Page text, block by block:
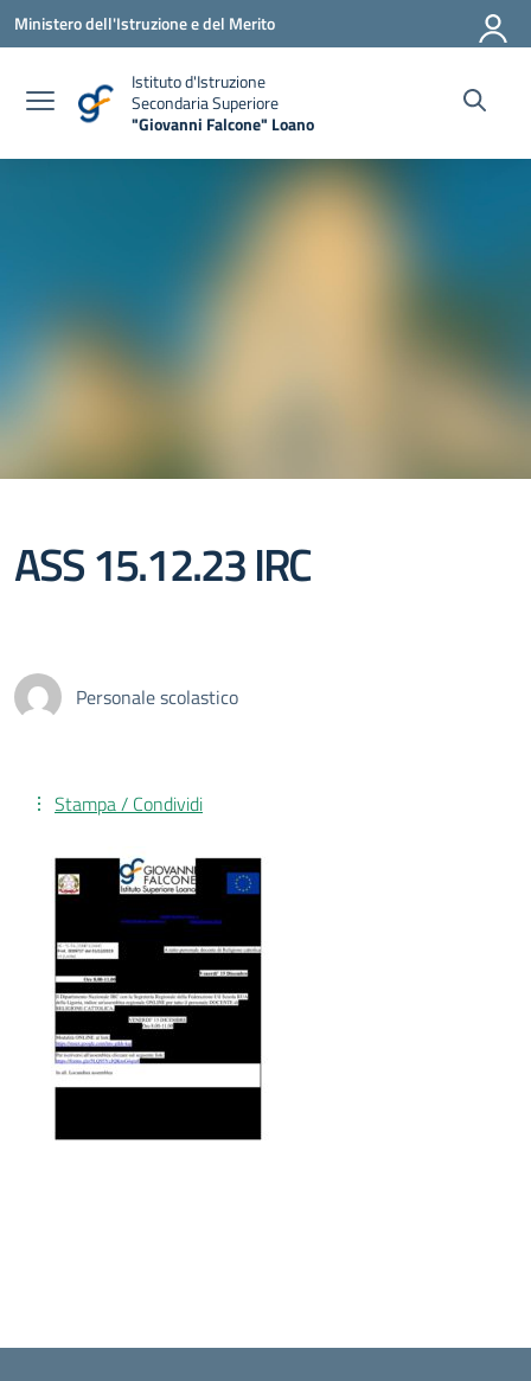
Vai ai contenuti
Vai al menu di navigazione
Vai al footer
Ministero dell'Istruzione e del Merito
Istituto d'Istruzione
Secondaria Superiore
"Giovanni Falcone" Loano
ASS 15.12.23 IRC
Personale scolastico
Stampa / Condividi